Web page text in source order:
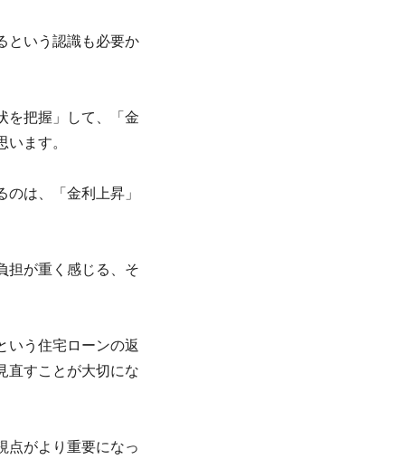
という認識も必要か
を把握」して、「金
ます。
は、「金利上昇」
担が重く感じる、そ
いう住宅ローンの返
直すことが大切にな
点がより重要になっ